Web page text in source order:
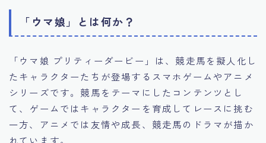
「ウマ娘」とは何か？
「ウマ娘 プリティーダービー」は、競走馬を擬人化し
たキャラクターたちが登場するスマホゲームやアニメ
シリーズです。競馬をテーマにしたコンテンツとし
て、ゲームではキャラクターを育成してレースに挑む
一方、アニメでは友情や成長、競走馬のドラマが描か
れています。